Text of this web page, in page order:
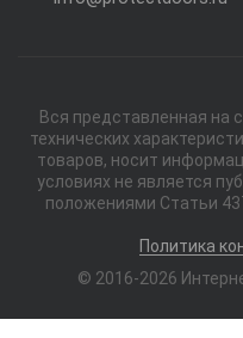
Вся представленная на
технических
товаров, носит
условиях не является
положениями Статьи
Политика
© 2016-2026